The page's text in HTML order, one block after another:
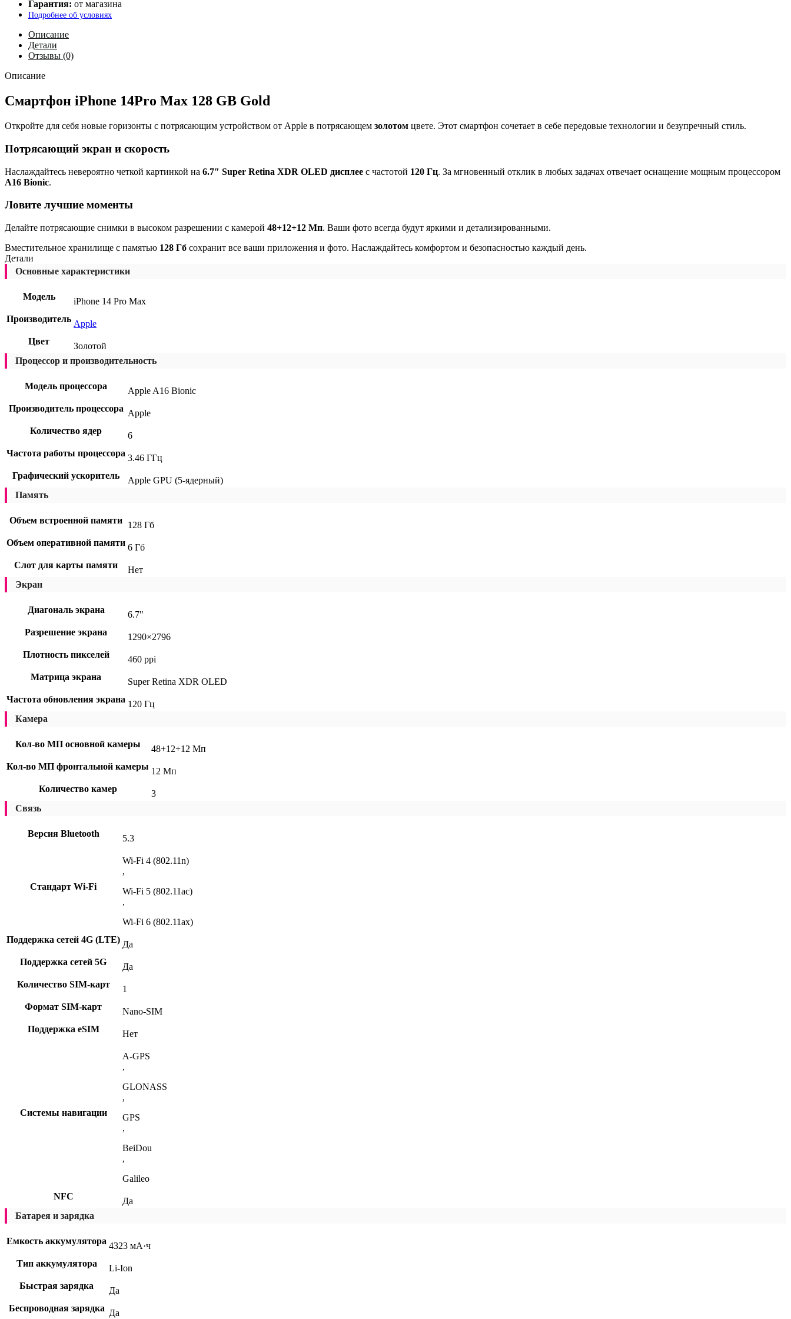
Гарантия: от магазина
Подробнее об условиях
Описание
Детали
Отзывы (0)
Описание
Смартфон iPhone 14Pro Max 128 GB Gold
Откройте для себя новые горизонты с потрясающим устройством от Apple в потрясающем золотом цвете. Этот смартфон сочетает в себе передовые технологии и безупречный стиль.
Потрясающий экран и скорость
Наслаждайтесь невероятно четкой картинкой на 6.7″ Super Retina XDR OLED дисплее с частотой 120 Гц. За мгновенный отклик в любых задачах отвечает оснащение мощным процессором
A16 Bionic.
Ловите лучшие моменты
Делайте потрясающие снимки в высоком разрешении с камерой 48+12+12 Мп. Ваши фото всегда будут яркими и детализированными.
Вместительное хранилище с памятью 128 Гб сохранит все ваши приложения и фото. Наслаждайтесь комфортом и безопасностью каждый день.
Детали
Основные характеристики
Модель
iPhone 14 Pro Max
Производитель Apple
Цвет
Золотой
Процессор и производительность
Модель процессора
Apple A16 Bionic
Производитель процессора Apple
Количество ядер
6
Частота работы процессора 3.46 ГГц
Графический ускоритель
Apple GPU (5-ядерный)
Память
Объем встроенной памяти 128 Гб
Объем оперативной памяти 6 Гб
Слот для карты памяти
Нет
Экран
Диагональ экрана
6.7"
Разрешение экрана
1290×2796
Плотность пикселей
460 ppi
Матрица экрана
Super Retina XDR OLED
Частота обновления экрана 120 Гц
Камера
Кол-во МП основной камеры
48+12+12 Мп
Кол-во МП фронтальной камеры 12 Мп
Количество камер
3
Связь
Версия Bluetooth 5.3
Стандарт Wi-Fi
Wi-Fi 4 (802.11n)
,
Wi-Fi 5 (802.11ac)
,
Wi-Fi 6 (802.11ax)
Поддержка сетей 4G (LTE) Да
Поддержка сетей 5G
Да
Количество SIM-карт
1
Формат SIM-карт
Nano-SIM
Поддержка eSIM
Нет
Системы навигации
A-GPS
,
GLONASS
,
GPS
,
BeiDou
,
Galileo
NFC
Да
Батарея и зарядка
Емкость аккумулятора 4323 мА·ч
Тип аккумулятора
Li-Ion
Быстрая зарядка
Да
Беспроводная зарядка Да